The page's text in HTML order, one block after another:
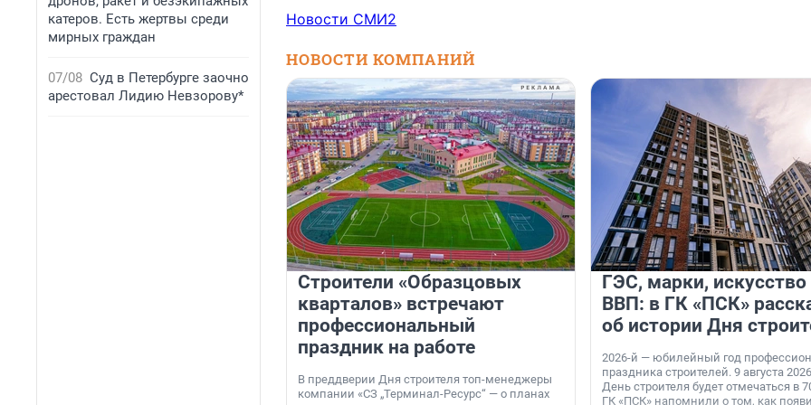
катеров. Есть жертвы среди
мирных граждан
07/08 Суд в Петербурге заочно
арестовал Лидию Невзорову*
Новости СМИ2
НОВОСТИ КОМПАНИЙ
Строители «Образцовых
кварталов» встречают
профессиональный
праздник на работе
В преддверии Дня строителя топ-менеджеры
компании «СЗ „Терминал-Ресурс“ — о планах
ГЭС, марки, искусство
ВВП: в ГК «ПСК»
об истории Дня
2026-й — юбилейный год
праздника строителей. 9 августа
День строителя будет отмечаться в
ГК «ПСК» напомнили о том, как